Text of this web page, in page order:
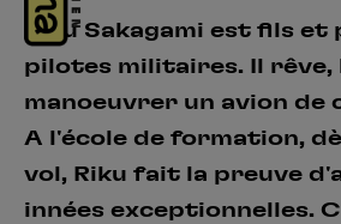
Riku Sakagami est fils
pilotes militaires. Il rêve,
manoeuvrer un avion de
A l'école de formation,
vol, Riku fait la preuve
innées exceptionnelles.